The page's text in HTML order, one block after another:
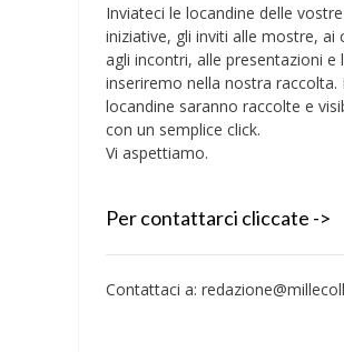
Inviateci le locandine delle vostre
iniziative, gli inviti alle mostre, ai
agli incontri, alle presentazioni e
inseriremo nella nostra raccolta.
locandine saranno raccolte e
con un semplice click.
Vi aspettiamo.
Per contattarci cliccate ->
Contattaci a: